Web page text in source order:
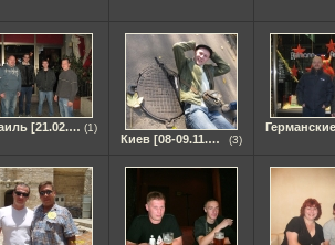
Израиль [21.02.08] (1)
Киев [08-09.11.2008] (3)